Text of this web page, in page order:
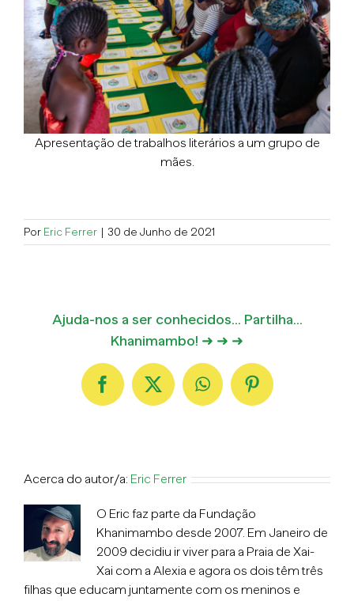
Apresentação de trabalhos literários a um grupo de
mães.
Por Eric Ferrer | 30 de Junho de 2021
Ajuda-nos a ser conhecidos... Partilha...
Khanimambo! ➜ ➜ ➜
Facebook
X WhatsAppPinterest
Acerca do autor/a: Eric Ferrer
O Eric faz parte da Fundação
Khanimambo desde 2007. Em Janeiro de
2009 decidiu ir viver para a Praia de Xai-
Xai com a Alexia e agora os dois têm três
filhas que educam juntamente com os meninos e